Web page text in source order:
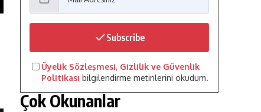
Subscribe
Üyelik Sözleşmesi, Gizlilik ve Güvenlik
Politikası bilgilendirme metinlerini okudum.
Çok Okunanlar